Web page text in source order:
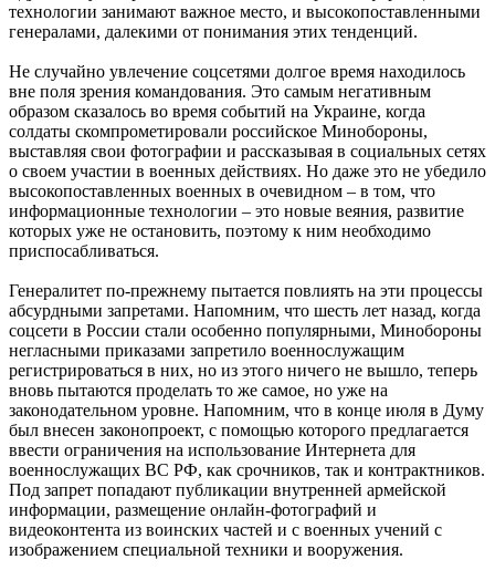
технологии занимают важное место, и высокопоставленными
генералами, далекими от понимания этих тенденций.
Не случайно увлечение соцсетями долгое время находилось
вне поля зрения командования. Это самым негативным
образом сказалось во время событий на Украине, когда
солдаты скомпрометировали российское Минобороны,
выставляя свои фотографии и рассказывая в социальных сетях
о своем участии в военных действиях. Но даже это не убедило
высокопоставленных военных в очевидном – в том, что
информационные технологии – это новые веяния, развитие
которых уже не остановить, поэтому к ним необходимо
приспосабливаться.
Генералитет по-прежнему пытается повлиять на эти процессы
абсурдными запретами. Напомним, что шесть лет назад, когда
соцсети в России стали особенно популярными, Минобороны
негласными приказами запретило военнослужащим
регистрироваться в них, но из этого ничего не вышло, теперь
вновь пытаются проделать то же самое, но уже на
законодательном уровне. Напомним, что в конце июля в Думу
был внесен законопроект, с помощью которого предлагается
ввести ограничения на использование Интернета для
военнослужащих ВС РФ, как срочников, так и контрактников.
Под запрет попадают публикации внутренней армейской
информации, размещение онлайн-фотографий и
видеоконтента из воинских частей и с военных учений с
изображением специальной техники и вооружения.